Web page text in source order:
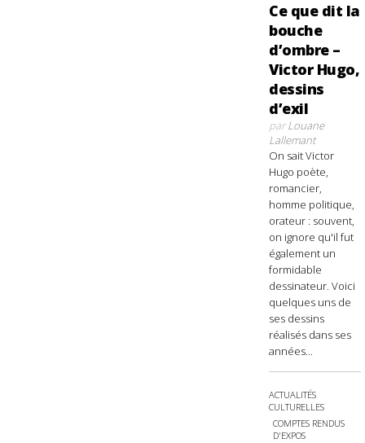
Ce que dit la
bouche
d’ombre –
Victor Hugo,
dessins
d’exil
parLouane
Lallemant
On sait Victor
Hugo poète,
romancier,
homme politique,
orateur : souvent,
on ignore qu'il fut
également un
formidable
dessinateur. Voici
quelques uns de
ses dessins
réalisés dans ses
années...
ACTUALITÉS
CULTURELLES
COMPTES RENDUS
D'EXPOS